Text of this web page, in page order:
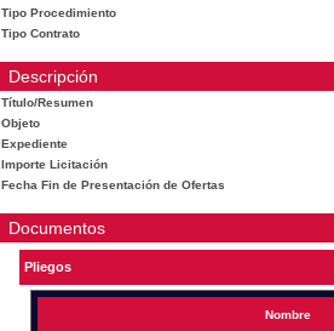
Tipo Procedimiento
Tipo Contrato
Descripción
Título/Resumen
Objeto
Expediente
Importe Licitación
Fecha Fin de Presentación de Ofertas
Documentos
Pliegos
Nombre